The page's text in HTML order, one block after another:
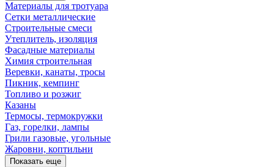
Материалы для тротуара
Сетки металлические
Строительные смеси
Утеплитель, изоляция
Фасадные материалы
Химия строительная
Веревки, канаты, тросы
Пикник, кемпинг
Топливо и розжиг
Казаны
Термосы, термокружки
Газ, горелки, лампы
Грили газовые, угольные
Жаровни, коптильни
Показать еще